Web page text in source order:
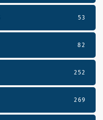
53
82
252
269